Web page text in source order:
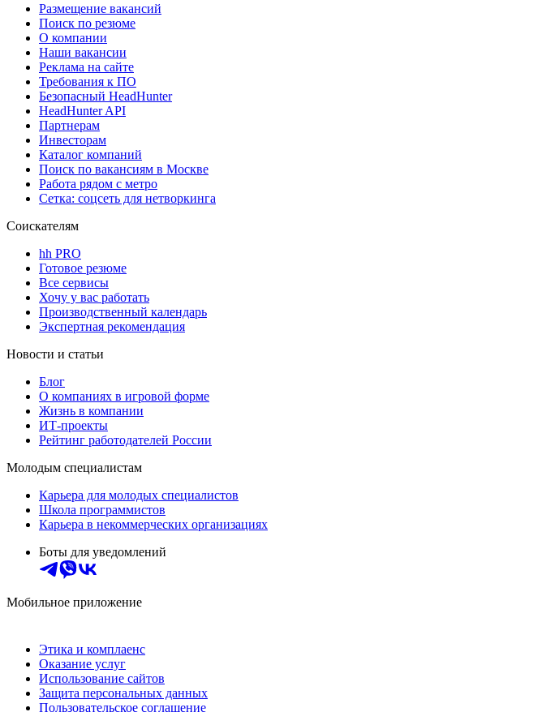
Размещение вакансий
Поиск по резюме
О компании
Наши вакансии
Реклама на сайте
Требования к ПО
Безопасный HeadHunter
HeadHunter API
Партнерам
Инвесторам
Каталог компаний
Поиск по вакансиям в Москве
Работа рядом с метро
Сетка: соцсеть для нетворкинга
Соискателям
hh PRO
Готовое резюме
Все сервисы
Хочу у вас работать
Производственный календарь
Экспертная рекомендация
Новости и статьи
Блог
О компаниях в игровой форме
Жизнь в компании
ИТ-проекты
Рейтинг работодателей России
Молодым специалистам
Карьера для молодых специалистов
Школа программистов
Карьера в некоммерческих организациях
Боты для уведомлений
Мобильное приложение
Этика и комплаенс
Оказание услуг
Использование сайтов
Защита персональных данных
Пользовательское соглашение